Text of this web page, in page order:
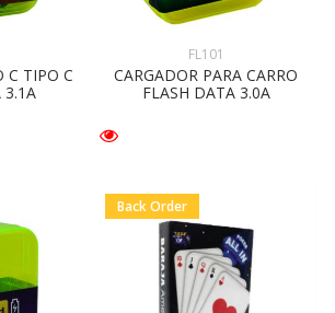
C TIPO C
3.1A
FL101
CARGADOR PARA CARRO
FLASH DATA 3.0A
Back Order